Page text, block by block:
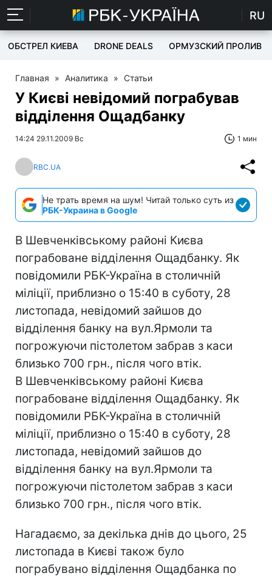
RU
ОБСТРЕЛ КИЕВА DRONE DEALS ОРМУЗСКИЙ ПРОЛИВ
Главная » Аналитика » Статьи
У Києві невідомий пограбував
відділення Ощадбанку
14:24 29.11.2009 Вс 1 мин
RBC.UA
Не трать время на шум! Читай только суть из
РБК-Украина в Google
В Шевченківському районі Києва
пограбоване відділення Ощадбанку. Як
повідомили РБК-Україна в столичній
міліції, приблизно о 15:40 в суботу, 28
листопада, невідомий зайшов до
відділення банку на вул.Ярмоли та
погрожуючи пістолетом забрав з каси
близько 700 грн., після чого втік.
В Шевченківському районі Києва
пограбоване відділення Ощадбанку. Як
повідомили РБК-Україна в столичній
міліції, приблизно о 15:40 в суботу, 28
листопада, невідомий зайшов до
відділення банку на вул.Ярмоли та
погрожуючи пістолетом забрав з каси
близько 700 грн., після чого втік.
Нагадаємо, за декілька днів до цього, 25
листопада в Києві також було
пограбувано відділення Ощадбанка по